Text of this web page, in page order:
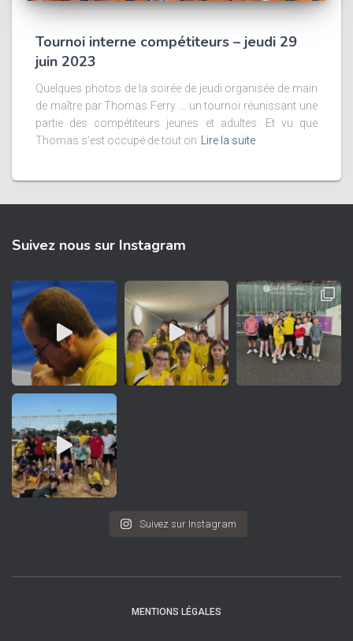
Tournoi interne compétiteurs – jeudi 29
juin 2023
Quelques photos de la soirée de jeudi organisée de main
de maître par Thomas Ferry … un tournoi réunissant une
partie des compétiteurs jeunes et adultes. Et vu que
Thomas s’est occupé de tout on
Lire la suite
Suivez nous sur Instagram
Suivez sur Instagram
MENTIONS LÉGALES